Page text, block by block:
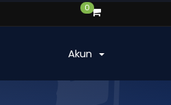
0
Akun